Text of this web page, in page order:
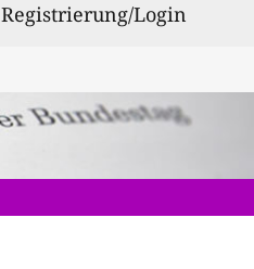
Registrierung/Login